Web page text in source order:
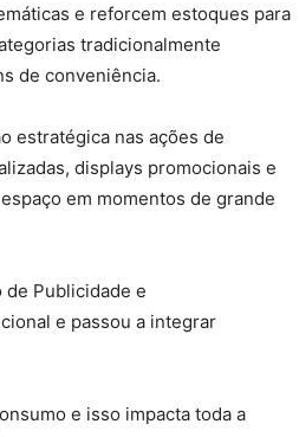
e reforcem estoques para
tradicionalmente
de conveniência.
estratégica nas ações de
displays promocionais e
em momentos de grande
de Publicidade e
e passou a integrar
e isso impacta toda a